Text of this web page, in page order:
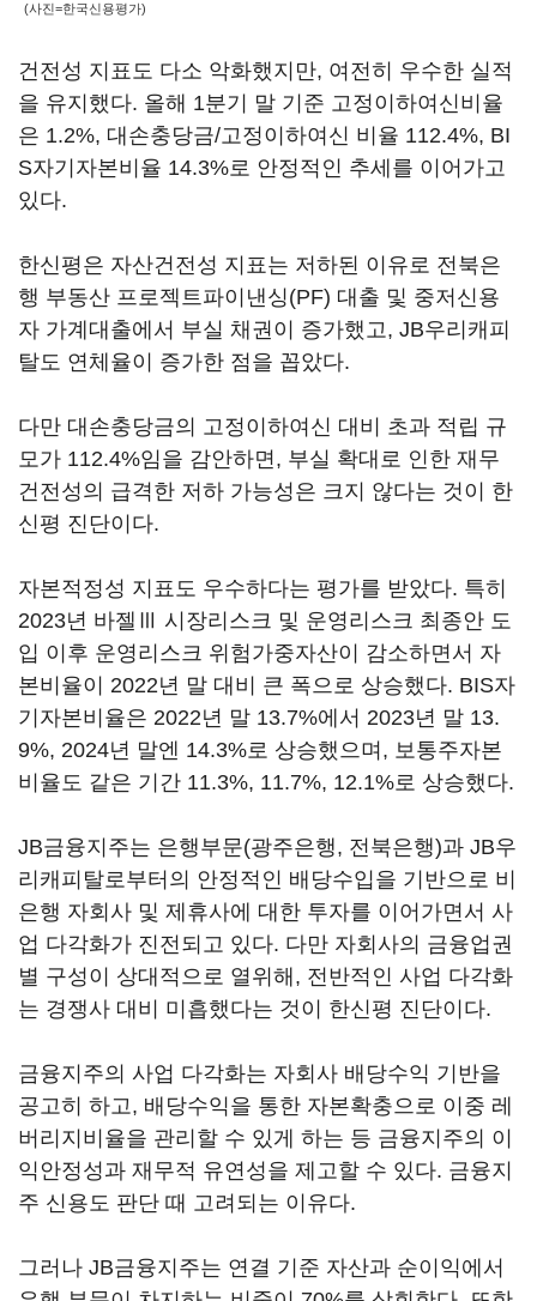
(사진=한국신용평가)
건전성 지표도 다소 악화했지만, 여전히 우수한 실적
을 유지했다. 올해 1분기 말 기준 고정이하여신비율
은 1.2%, 대손충당금/고정이하여신 비율 112.4%, BI
S자기자본비율 14.3%로 안정적인 추세를 이어가고
있다.
한신평은 자산건전성 지표는 저하된 이유로 전북은
행 부동산 프로젝트파이낸싱(PF) 대출 및 중저신용
자 가계대출에서 부실 채권이 증가했고, JB우리캐피
탈도 연체율이 증가한 점을 꼽았다.
다만 대손충당금의 고정이하여신 대비 초과 적립 규
모가 112.4%임을 감안하면, 부실 확대로 인한 재무
건전성의 급격한 저하 가능성은 크지 않다는 것이 한
신평 진단이다.
자본적정성 지표도 우수하다는 평가를 받았다. 특히
2023년 바젤Ⅲ 시장리스크 및 운영리스크 최종안 도
입 이후 운영리스크 위험가중자산이 감소하면서 자
본비율이 2022년 말 대비 큰 폭으로 상승했다. BIS자
기자본비율은 2022년 말 13.7%에서 2023년 말 13.
9%, 2024년 말엔 14.3%로 상승했으며, 보통주자본
비율도 같은 기간 11.3%, 11.7%, 12.1%로 상승했다.
JB금융지주는 은행부문(광주은행, 전북은행)과 JB우
리캐피탈로부터의 안정적인 배당수입을 기반으로 비
은행 자회사 및 제휴사에 대한 투자를 이어가면서 사
업 다각화가 진전되고 있다. 다만 자회사의 금융업권
별 구성이 상대적으로 열위해, 전반적인 사업 다각화
는 경쟁사 대비 미흡했다는 것이 한신평 진단이다.
금융지주의 사업 다각화는 자회사 배당수익 기반을
공고히 하고, 배당수익을 통한 자본확충으로 이중 레
버리지비율을 관리할 수 있게 하는 등 금융지주의 이
익안정성과 재무적 유연성을 제고할 수 있다. 금융지
주 신용도 판단 때 고려되는 이유다.
그러나 JB금융지주는 연결 기준 자산과 순이익에서